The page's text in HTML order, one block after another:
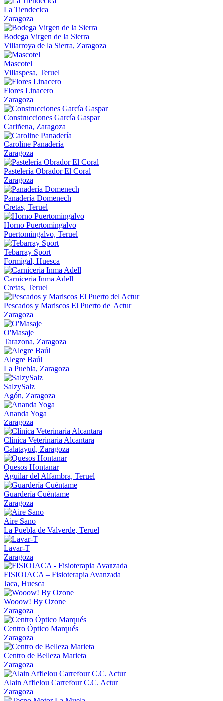
La Tiendecica
Zaragoza
Bodega Virgen de la Sierra
Villarroya de la Sierra, Zaragoza
Mascotel
Villaspesa, Teruel
Flores Linacero
Zaragoza
Construcciones García Gaspar
Cariñena, Zaragoza
Caroline Panadería
Zaragoza
Pastelería Obrador El Coral
Zaragoza
Panadería Domenech
Cretas, Teruel
Horno Puertomingalvo
Puertomingalvo, Teruel
Tebarray Sport
Formigal, Huesca
Carniceria Inma Adell
Cretas, Teruel
Pescados y Mariscos El Puerto del Actur
Zaragoza
O'Masaje
Tarazona, Zaragoza
Alegre Baúl
La Puebla, Zaragoza
SalzySalz
Agón, Zaragoza
Ananda Yoga
Zaragoza
Clínica Veterinaria Alcantara
Calatayud, Zaragoza
Quesos Hontanar
Aguilar del Alfambra, Teruel
Guardería Cuéntame
Zaragoza
Aire Sano
La Puebla de Valverde, Teruel
Lavar-T
Zaragoza
FISIOJACA – Fisioterapia Avanzada
Jaca, Huesca
Wooow! By Ozone
Zaragoza
Centro Óptico Marqués
Zaragoza
Centro de Belleza Marieta
Zaragoza
Alain Afflelou Carrefour C.C. Actur
Zaragoza